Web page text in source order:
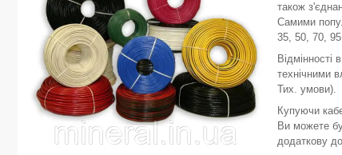
також
Самими
35, 50, 70, 95
Відмінності
технічними
Тих. умови).
Купуючи
Ви можете
додаткову